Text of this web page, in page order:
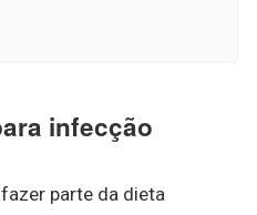
infecção
parte da dieta